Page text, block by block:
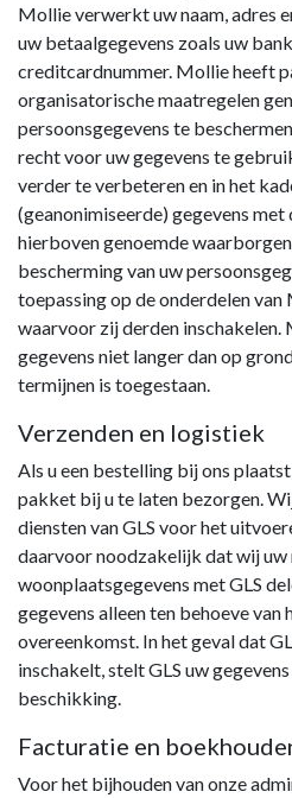
Mollie verwerkt uw naam, adres
uw betaalgegevens zoals uw
creditcardnummer. Mollie heeft
organisatorische maatregelen
persoonsgegevens te
recht voor uw gegevens te
verder te verbeteren en in het
(geanonimiseerde) gegevens met
hierboven genoemde
bescherming van uw
toepassing op de onderdelen van
waarvoor zij derden
gegevens niet langer dan op
termijnen is toegestaan.
Verzenden en logistiek
Als u een bestelling bij ons
pakket bij u te laten bezorgen.
diensten van GLS voor het
daarvoor noodzakelijk dat wij uw
woonplaatsgegevens met GLS
gegevens alleen ten behoeve van
overeenkomst. In het geval dat
inschakelt, stelt GLS uw
beschikking.
​Facturatie en
Voor het bijhouden van onze